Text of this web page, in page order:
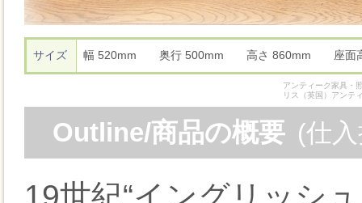
サイズ 幅 520mm 奥行 500mm 高さ 860mm 座
アンティーク家具・
リス（英国）アンテ
Outline/商品の概要 (仕